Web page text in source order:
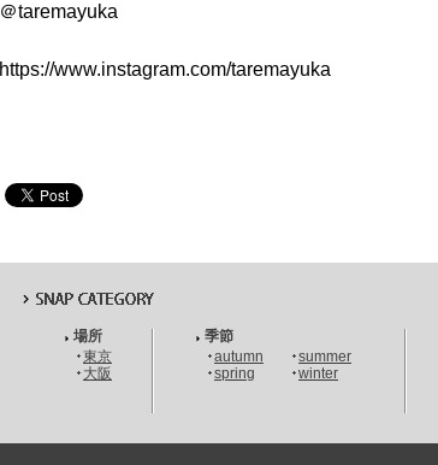
＠taremayuka
https://www.instagram.com/taremayuka
場所
東京
大阪
季節
autumn
summer
spring
winter